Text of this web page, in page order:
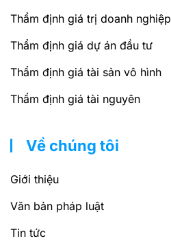
Thẩm định giá trị doanh nghiệp
Thẩm định giá dự án đầu tư
Thẩm định giá tài sản vô hình
Thẩm định giá tài nguyên
Về chúng tôi
Giới thiệu
Văn bản pháp luật
Tin tức